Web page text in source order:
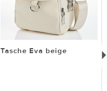
Tasche Eva beige